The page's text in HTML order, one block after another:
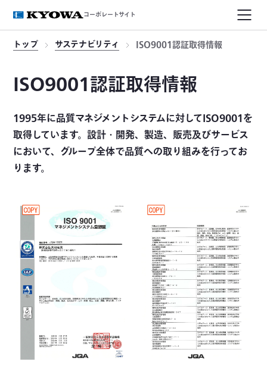
コーポレートサイト
トップ サステナビリティ ISO9001認証取得情報
ISO9001認証取得情報
1995年に品質マネジメントシステムに対してISO9001を
取得しています。設計・開発、製造、販売及びサービス
において、グループ全体で品質への取り組みを行ってお
ります。